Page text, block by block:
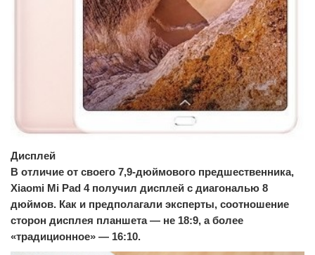
Дисплей
В отличие от своего 7,9-дюймового предшественника,
Xiaomi Mi Pad 4 получил дисплей с диагональю 8
дюймов. Как и предполагали эксперты, соотношение
сторон дисплея планшета — не 18:9, а более
«традиционное» — 16:10.